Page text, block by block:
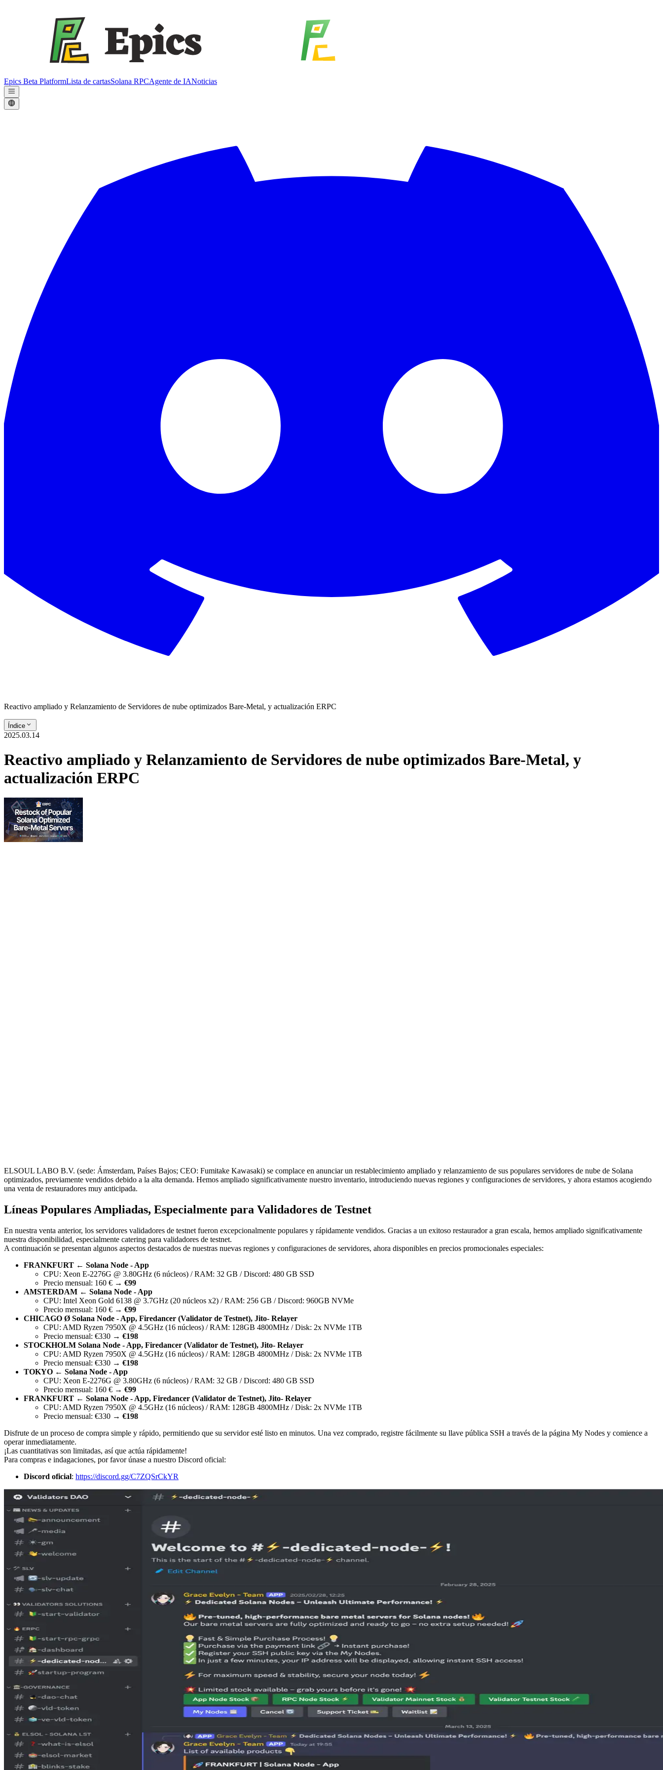
Epics Beta PlatformLista de cartasSolana RPCAgente de IANoticias
Reactivo ampliado y Relanzamiento de Servidores de nube optimizados Bare-Metal, y actualización ERPC
Índice
2025.03.14
Reactivo ampliado y Relanzamiento de Servidores de nube optimizados Bare-Metal, y
actualización ERPC
ELSOUL LABO B.V. (sede: Ámsterdam, Países Bajos; CEO: Fumitake Kawasaki) se complace en anunciar un restablecimiento ampliado y relanzamiento de sus populares servidores de nube de Solana
optimizados, previamente vendidos debido a la alta demanda. Hemos ampliado significativamente nuestro inventario, introduciendo nuevas regiones y configuraciones de servidores, y ahora estamos acogiendo
una venta de restauradores muy anticipada.
Líneas Populares Ampliadas, Especialmente para Validadores de Testnet
En nuestra venta anterior, los servidores validadores de testnet fueron excepcionalmente populares y rápidamente vendidos. Gracias a un exitoso restaurador a gran escala, hemos ampliado significativamente
nuestra disponibilidad, especialmente catering para validadores de testnet.
A continuación se presentan algunos aspectos destacados de nuestras nuevas regiones y configuraciones de servidores, ahora disponibles en precios promocionales especiales:
FRANKFURT ← Solana Node - App
CPU: Xeon E-2276G @ 3.80GHz (6 núcleos) / RAM: 32 GB / Discord: 480 GB SSD
Precio mensual: 160 € → €99
AMSTERDAM ← Solana Node - App
CPU: Intel Xeon Gold 6138 @ 3.7GHz (20 núcleos x2) / RAM: 256 GB / Discord: 960GB NVMe
Precio mensual: 160 € → €99
CHICAGO Ø Solana Node - App, Firedancer (Validator de Testnet), Jito- Relayer
CPU: AMD Ryzen 7950X @ 4.5GHz (16 núcleos) / RAM: 128GB 4800MHz / Disk: 2x NVMe 1TB
Precio mensual: €330 → €198
STOCKHOLM Solana Node - App, Firedancer (Validator de Testnet), Jito- Relayer
CPU: AMD Ryzen 7950X @ 4.5GHz (16 núcleos) / RAM: 128GB 4800MHz / Disk: 2x NVMe 1TB
Precio mensual: €330 → €198
TOKYO ← Solana Node - App
CPU: Xeon E-2276G @ 3.80GHz (6 núcleos) / RAM: 32 GB / Discord: 480 GB SSD
Precio mensual: 160 € → €99
FRANKFURT ← Solana Node - App, Firedancer (Validator de Testnet), Jito- Relayer
CPU: AMD Ryzen 7950X @ 4.5GHz (16 núcleos) / RAM: 128GB 4800MHz / Disk: 2x NVMe 1TB
Precio mensual: €330 → €198
Disfrute de un proceso de compra simple y rápido, permitiendo que su servidor esté listo en minutos. Una vez comprado, registre fácilmente su llave pública SSH a través de la página My Nodes y comience a
operar inmediatamente.
¡Las cuantitativas son limitadas, así que actúa rápidamente!
Para compras e indagaciones, por favor únase a nuestro Discord oficial:
Discord oficial: https://discord.gg/C7ZQSrCkYR